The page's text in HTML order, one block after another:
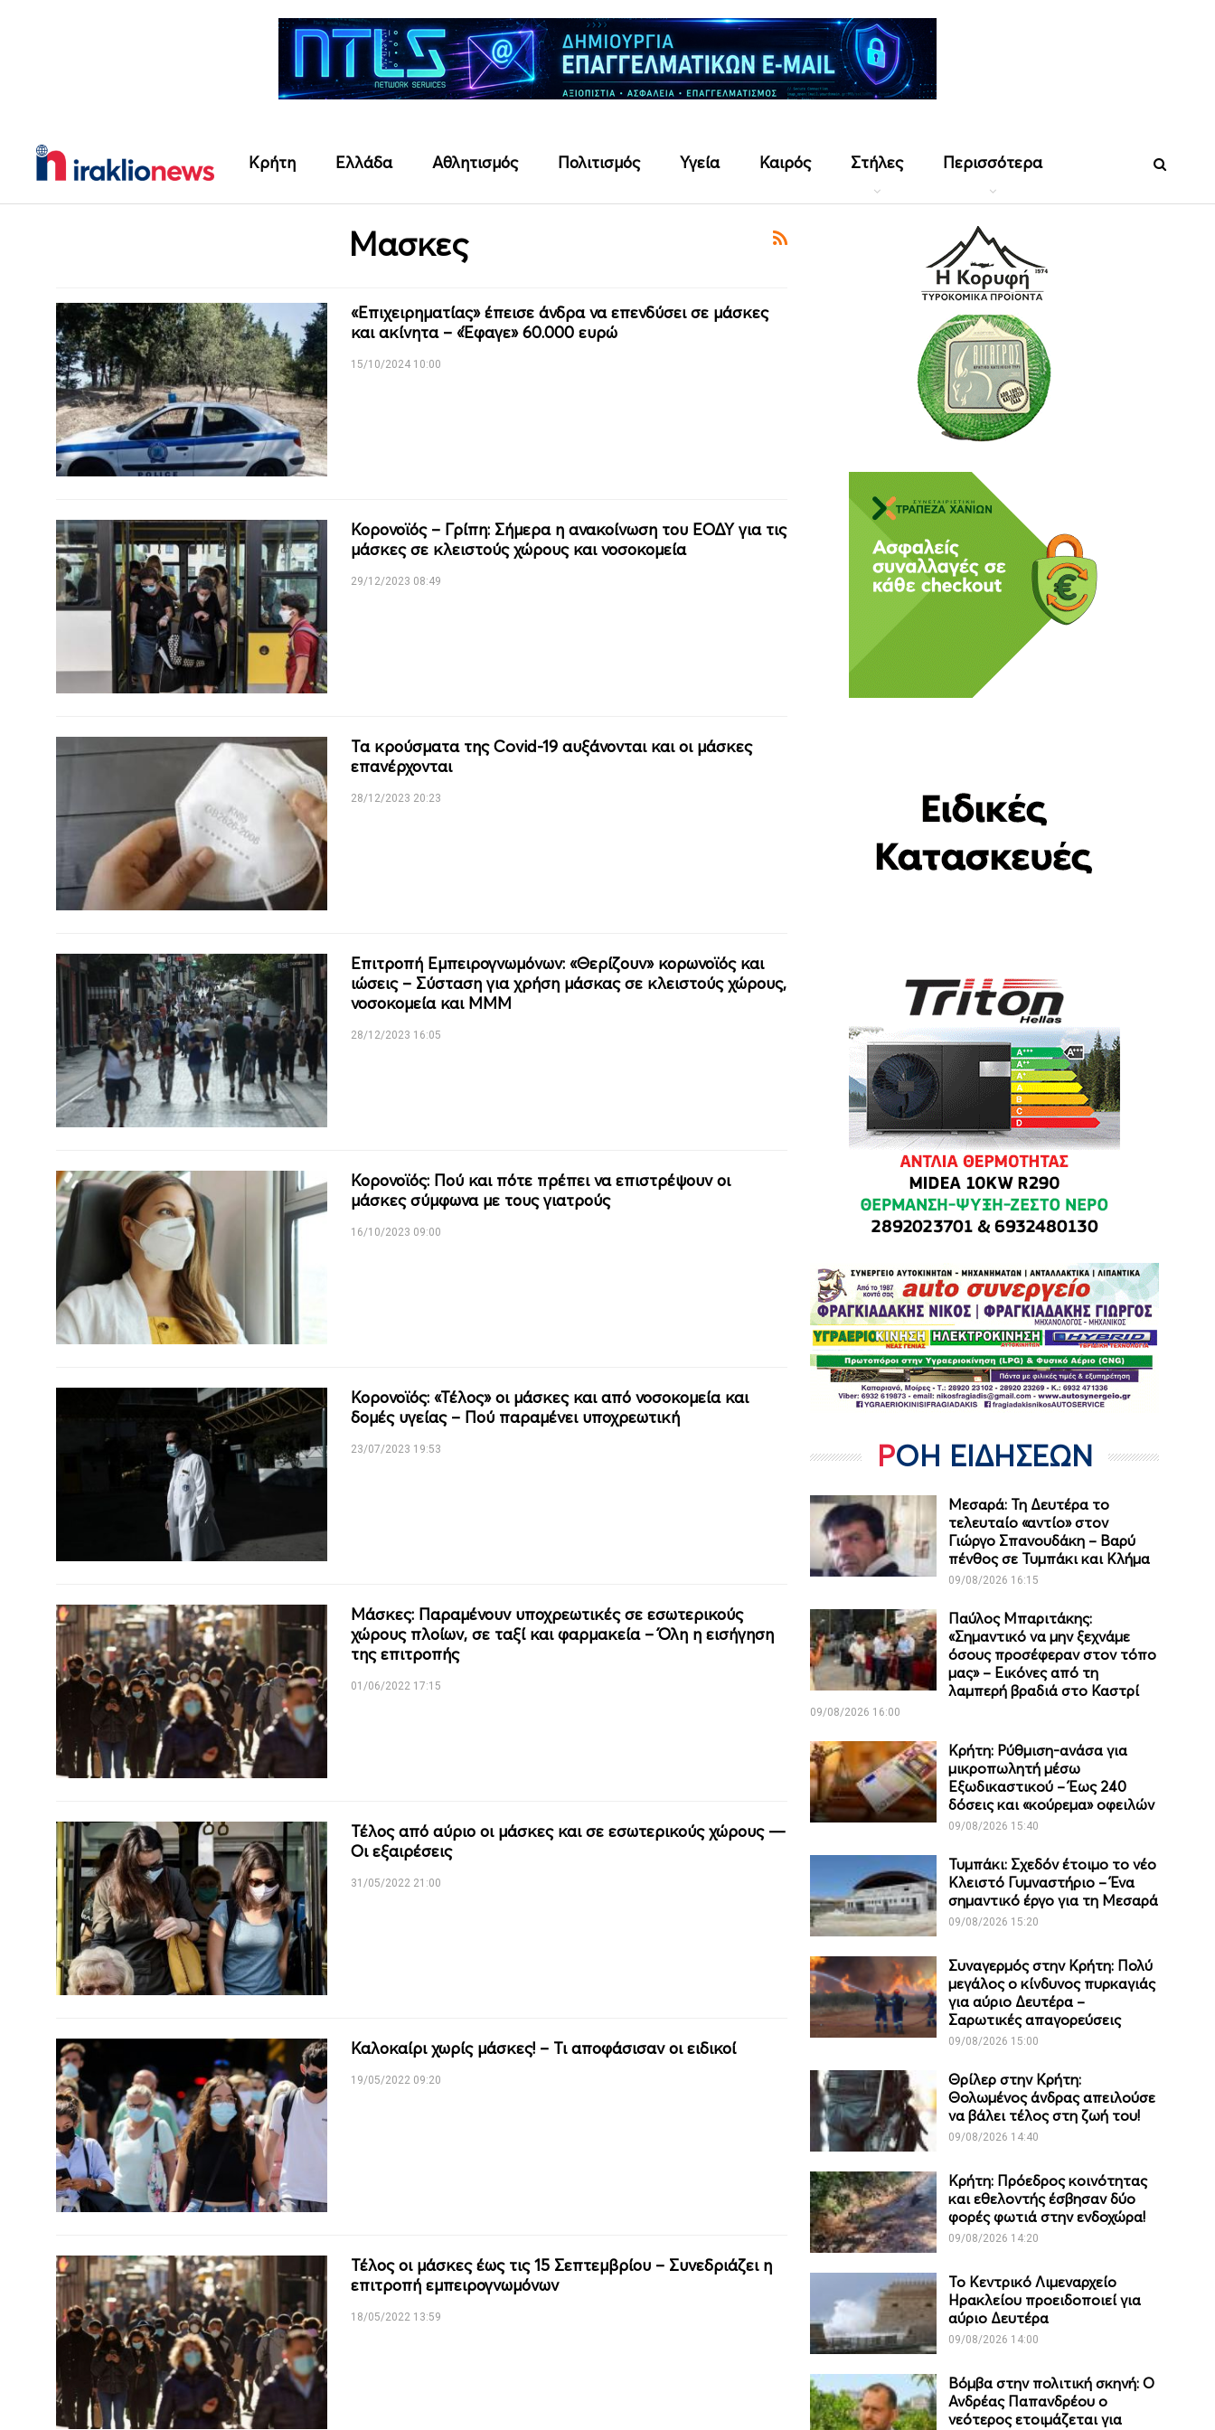
Κρήτη Ελλάδα Αθλητισμός Πολιτισμός Υγεία Καιρός Στήλες Περισσότερα
Μασκες
«Επιχειρηματίας» έπεισε άνδρα να επενδύσει σε μάσκες
και ακίνητα – «Έφαγε» 60.000 ευρώ
15/10/2024 10:00
Κορονοϊός – Γρίπη: Σήμερα η ανακοίνωση του ΕΟΔΥ για τις
μάσκες σε κλειστούς χώρους και νοσοκομεία
29/12/2023 08:49
Τα κρούσματα της Covid-19 αυξάνονται και οι μάσκες
επανέρχονται
28/12/2023 20:23
Επιτροπή Εμπειρογνωμόνων: «Θερίζουν» κορωνοϊός και
ιώσεις – Σύσταση για χρήση μάσκας σε κλειστούς χώρους,
νοσοκομεία και ΜΜΜ
28/12/2023 16:05
Κορονοϊός: Πού και πότε πρέπει να επιστρέψουν οι
μάσκες σύμφωνα με τους γιατρούς
16/10/2023 09:00
Κορονοϊός: «Τέλος» οι μάσκες και από νοσοκομεία και
δομές υγείας – Πού παραμένει υποχρεωτική
23/07/2023 19:53
Μάσκες: Παραμένουν υποχρεωτικές σε εσωτερικούς
χώρους πλοίων, σε ταξί και φαρμακεία – Όλη η εισήγηση
της επιτροπής
01/06/2022 17:15
Τέλος από αύριο οι μάσκες και σε εσωτερικούς χώρους —
Οι εξαιρέσεις
31/05/2022 21:00
Καλοκαίρι χωρίς μάσκες! – Τι αποφάσισαν οι ειδικοί
19/05/2022 09:20
Τέλος οι μάσκες έως τις 15 Σεπτεμβρίου – Συνεδριάζει η
επιτροπή εμπειρογνωμόνων
18/05/2022 13:59
ΡΟΗ ΕΙΔΗΣΕΩΝ
Μεσαρά: Τη Δευτέρα το
τελευταίο «αντίο» στον
Γιώργο Σπανουδάκη – Βαρύ
πένθος σε Τυμπάκι και Κλήμα
09/08/2026 16:15
Παύλος Μπαριτάκης:
«Σημαντικό να μην ξεχνάμε
όσους προσέφεραν στον τόπο
μας» – Εικόνες από τη
λαμπερή βραδιά στο Καστρί
09/08/2026 16:00
Κρήτη: Ρύθμιση-ανάσα για
μικροπωλητή μέσω
Εξωδικαστικού – Έως 240
δόσεις και «κούρεμα» οφειλών
09/08/2026 15:40
Τυμπάκι: Σχεδόν έτοιμο το νέο
Κλειστό Γυμναστήριο – Ένα
σημαντικό έργο για τη Μεσαρά
09/08/2026 15:20
Συναγερμός στην Κρήτη: Πολύ
μεγάλος ο κίνδυνος πυρκαγιάς
για αύριο Δευτέρα –
Σαρωτικές απαγορεύσεις
09/08/2026 15:00
Θρίλερ στην Κρήτη:
Θολωμένος άνδρας απειλούσε
να βάλει τέλος στη ζωή του!
09/08/2026 14:40
Κρήτη: Πρόεδρος κοινότητας
και εθελοντής έσβησαν δύο
φορές φωτιά στην ενδοχώρα!
09/08/2026 14:20
Το Κεντρικό Λιμεναρχείο
Ηρακλείου προειδοποιεί για
αύριο Δευτέρα
09/08/2026 14:00
Βόμβα στην πολιτική σκηνή: Ο
Ανδρέας Παπανδρέου ο
νεότερος ετοιμάζεται για